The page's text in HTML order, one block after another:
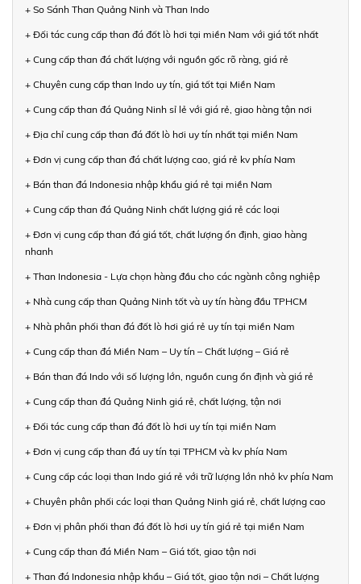
+ So Sánh Than Quảng Ninh và Than Indo
+ Đối tác cung cấp than đá đốt lò hơi tại miền Nam với giá tốt nhất
+ Cung cấp than đá chất lượng với nguồn gốc rõ ràng, giá rẻ
+ Chuyên cung cấp than Indo uy tín, giá tốt tại Miền Nam
+ Cung cấp than đá Quảng Ninh sỉ lẻ với giá rẻ, giao hàng tận nơi
+ Địa chỉ cung cấp than đá đốt lò hơi uy tín nhất tại miền Nam
+ Đơn vị cung cấp than đá chất lượng cao, giá rẻ kv phía Nam
+ Bán than đá Indonesia nhập khẩu giá rẻ tại miền Nam
+ Cung cấp than đá Quảng Ninh chất lượng giá rẻ các loại
+ Đơn vị cung cấp than đá giá tốt, chất lượng ổn định, giao hàng
nhanh
+ Than Indonesia - Lựa chọn hàng đầu cho các ngành công nghiệp
+ Nhà cung cấp than Quảng Ninh tốt và uy tín hàng đầu TPHCM
+ Nhà phân phối than đá đốt lò hơi giá rẻ uy tín tại miền Nam
+ Cung cấp than đá Miền Nam – Uy tín – Chất lượng – Giá rẻ
+ Bán than đá Indo với số lượng lớn, nguồn cung ổn định và giá rẻ
+ Cung cấp than đá Quảng Ninh giá rẻ, chất lượng, tận nơi
+ Đối tác cung cấp than đá đốt lò hơi uy tín tại miền Nam
+ Đơn vị cung cấp than đá uy tín tại TPHCM và kv phía Nam
+ Cung cấp các loại than Indo giá rẻ với trữ lượng lớn nhỏ kv phía Nam
+ Chuyên phân phối các loại than Quảng Ninh giá rẻ, chất lượng cao
+ Đơn vị phân phối than đá đốt lò hơi uy tín giá rẻ tại miền Nam
+ Cung cấp than đá Miền Nam – Giá tốt, giao tận nơi
+ Than đá Indonesia nhập khẩu – Giá tốt, giao tận nơi – Chất lượng